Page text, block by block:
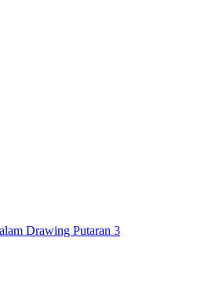
Drawing Putaran 3